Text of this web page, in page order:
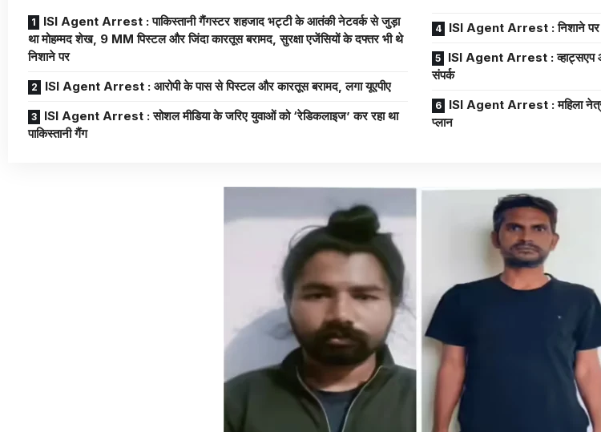
ISI Agent Arrest : पाकिस्तानी गैंगस्टर शहजाद भट्टी के आतंकी नेटवर्क से जुड़ा
था मोहम्मद शेख, 9 MM पिस्टल और जिंदा कारतूस बरामद, सुरक्षा एजेंसियों के दफ्तर भी थे
निशाने पर
ISI Agent Arrest : आरोपी के पास से पिस्टल और कारतूस बरामद, लगा यूएपीए
ISI Agent Arrest : सोशल मीडिया के जरिए युवाओं को ‘रेडिकलाइज’ कर रहा था
पाकिस्तानी गैंग
ISI Agent Arrest : निशाने पर थे
ISI Agent Arrest : व्हाट्सएप और
संपर्क
ISI Agent Arrest : महिला नेत्री
प्लान